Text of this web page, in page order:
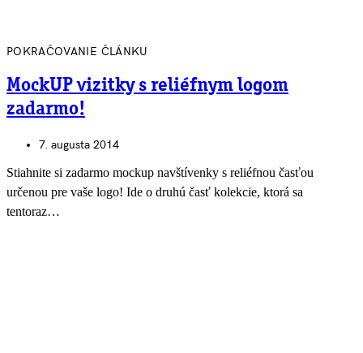
POKRAČOVANIE ČLÁNKU
MockUP vizitky s reliéfnym logom
zadarmo!
7. augusta 2014
Stiahnite si zadarmo mockup navštívenky s reliéfnou časťou
určenou pre vaše logo! Ide o druhú časť kolekcie, ktorá sa
tentoraz…